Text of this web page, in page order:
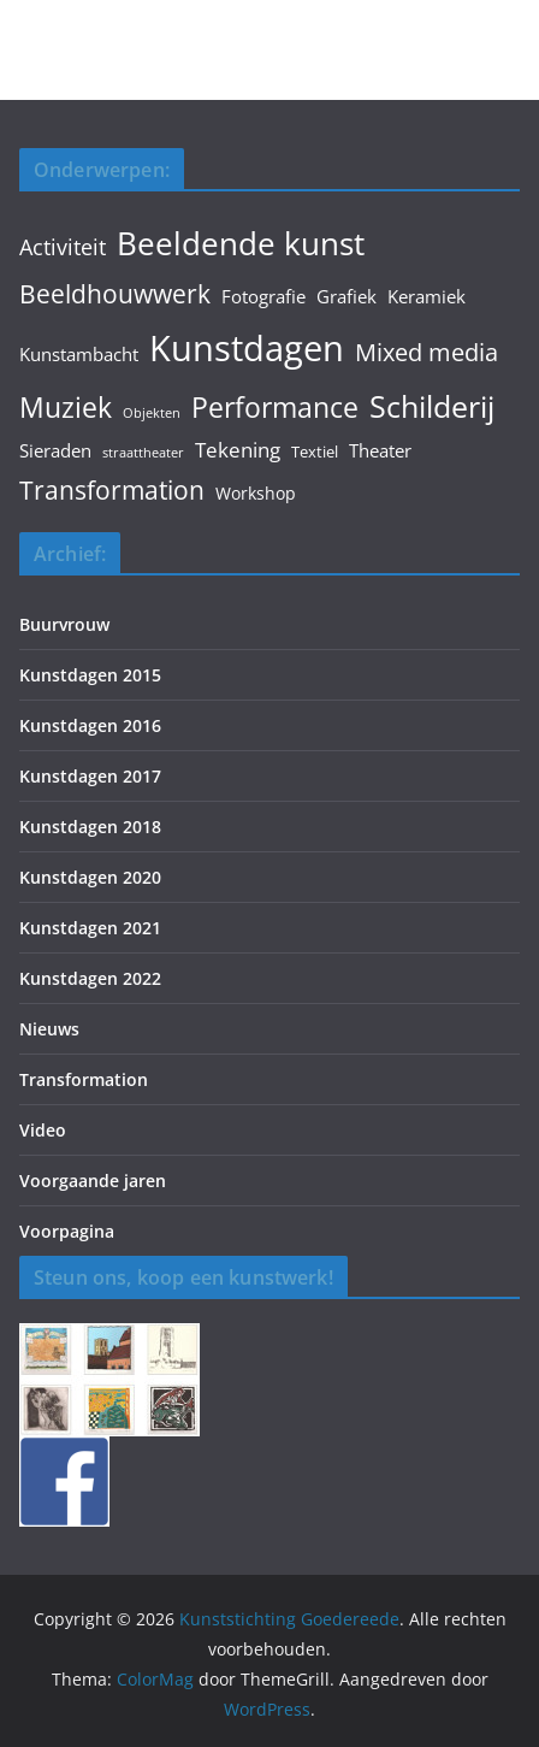
Onderwerpen:
Activiteit Beeldende kunst
Beeldhouwwerk Fotografie Grafiek Keramiek
Kunstambacht Kunstdagen Mixed media
Muziek Objekten Performance Schilderij
Sieraden straattheater Tekening Textiel Theater
Transformation Workshop
Archief:
Buurvrouw
Kunstdagen 2015
Kunstdagen 2016
Kunstdagen 2017
Kunstdagen 2018
Kunstdagen 2020
Kunstdagen 2021
Kunstdagen 2022
Nieuws
Transformation
Video
Voorgaande jaren
Voorpagina
Steun ons, koop een kunstwerk!
Copyright © 2026 Kunststichting Goedereede. Alle rechten
voorbehouden.
Thema: ColorMagdoor ThemeGrill. Aangedreven door
WordPress.